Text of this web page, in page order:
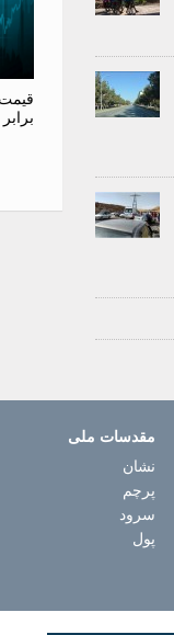
مقدسات ملی
نشان
پرچم
سرود
پول